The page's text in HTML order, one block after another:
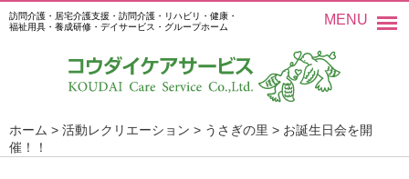
訪問介護・居宅介護支援・訪問介護・リハビリ・健康・
福祉用具・養成研修・デイサービス・グループホーム
MENU
ホーム > 活動レクリエーション > うさぎの里 > お誕生日会を開
催！！